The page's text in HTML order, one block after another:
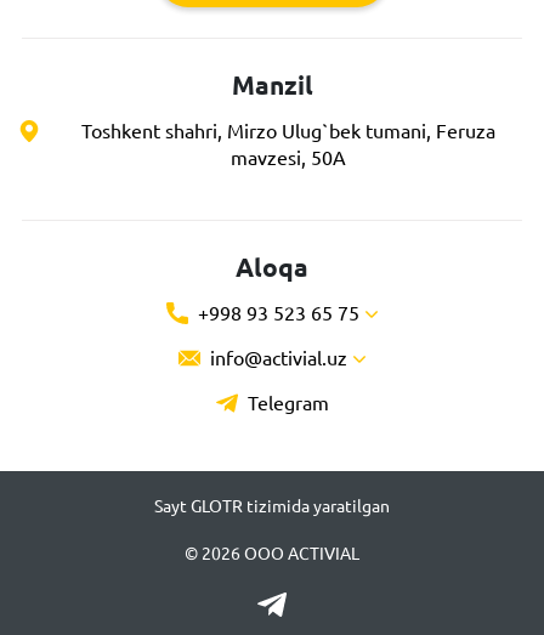
Manzil
Toshkent shahri, Mirzo Ulug`bek tumani, Feruza
mavzesi, 50A
Aloqa
+998 93 523 65 75
info@activial.uz
Telegram
Sayt GLOTR tizimida yaratilgan
© 2026 ООО ACTIVIAL